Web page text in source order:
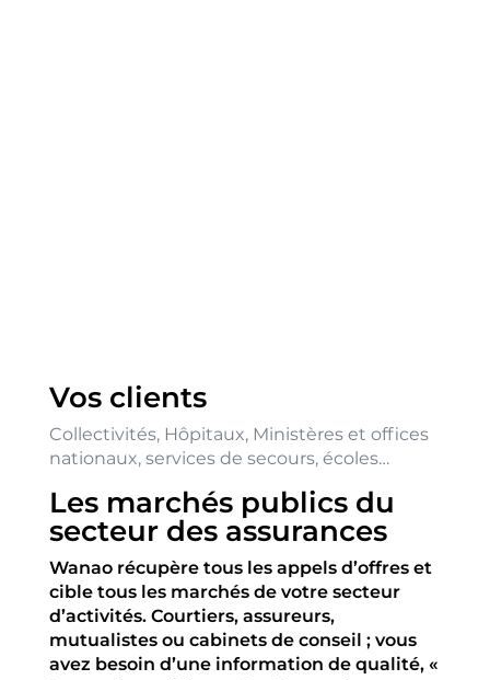
Vos clients
Collectivités, Hôpitaux, Ministères et offices
nationaux, services de secours, écoles…
Les marchés publics du
secteur des assurances
Wanao récupère tous les appels d’offres et
cible tous les marchés de votre secteur
d’activités. Courtiers, assureurs,
mutualistes ou cabinets de conseil ; vous
avez besoin d’une information de qualité, «